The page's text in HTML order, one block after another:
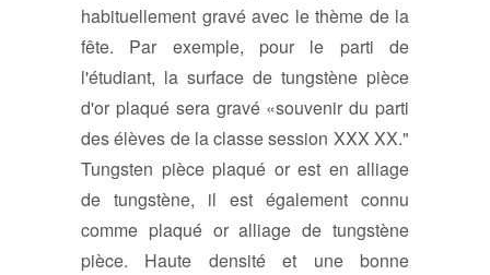
habituellement gravé avec le thème de la
fête. Par exemple, pour le parti de
l'étudiant, la surface de tungstène pièce
d'or plaqué sera gravé «souvenir du parti
des élèves de la classe session XXX XX."
Tungsten pièce plaqué or est en alliage
de tungstène, il est également connu
comme plaqué or alliage de tungstène
pièce. Haute densité et une bonne